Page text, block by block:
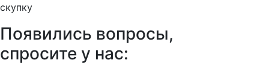
скупку
Появились вопросы,
спросите у нас: